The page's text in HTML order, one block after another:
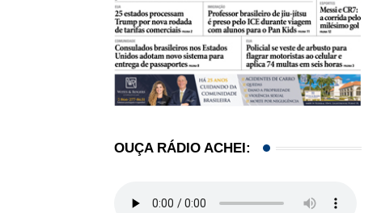
OUÇA RÁDIO ACHEI: